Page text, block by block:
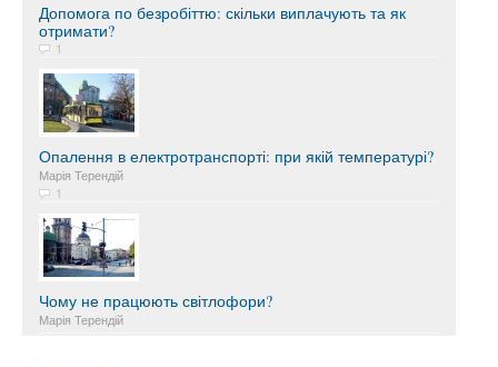
Допомога по безробіттю: скільки виплачують та як
отримати?
1
Опалення в електротранспорті: при якій температурі?
Марія Терендій
1
Чому не працюють світлофори?
Марія Терендій